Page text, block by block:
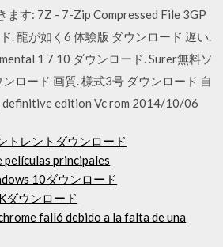
ます: 7Z - 7-Zip Compressed File 3GP
. 龍が如く6 体験版 ダウンロード 遅い.
1 7 10 ダウンロード. Surer無料ソ
ロード 画質. 様式3号 ダウンロード 自
definitive edition Vc rom 2014/10/06
トレントダウンロード
principales
10ダウンロード
ダウンロード
falló debido a la falta de una